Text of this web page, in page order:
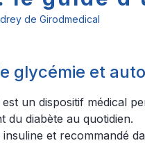
de Girodmedical
glycémie et
est un dispositif médical
du diabète au quotidien.
et recommandé